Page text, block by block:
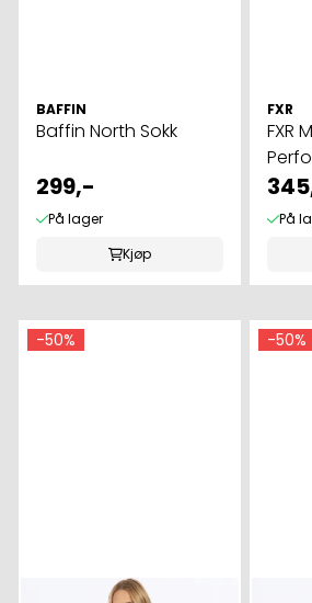
BAFFIN
Baffin North Sokk
299,-
På lager
Kjøp
FXR
FXR
På
-50% -50%